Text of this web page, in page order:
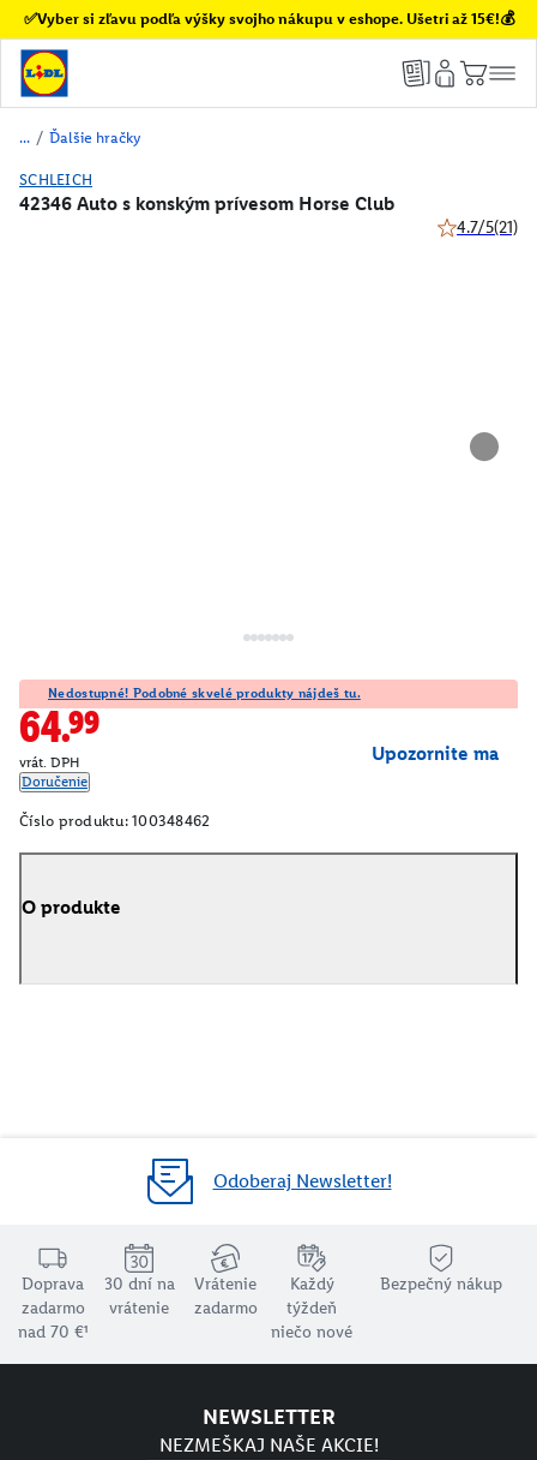
✅Vyber si zľavu podľa výšky svojho nákupu v eshope. Ušetri až 15€!💰
/ Ďalšie hračky
SCHLEICH
42346 Auto s konským prívesom Horse Club
4.7/5(21)
Nedostupné! Podobné skvelé produkty nájdeš tu.
64.99
vrát. DPH
Doručenie
Upozornite ma
Číslo produktu: 100348462
O produkte
Odoberaj Newsletter!
Doprava
zadarmo
nad 70 €¹
30 dní na
vrátenie
Vrátenie
zadarmo
Každý
týždeň
niečo nové
Bezpečný nákup
NEWSLETTER
NEZMEŠKAJ NAŠE AKCIE!